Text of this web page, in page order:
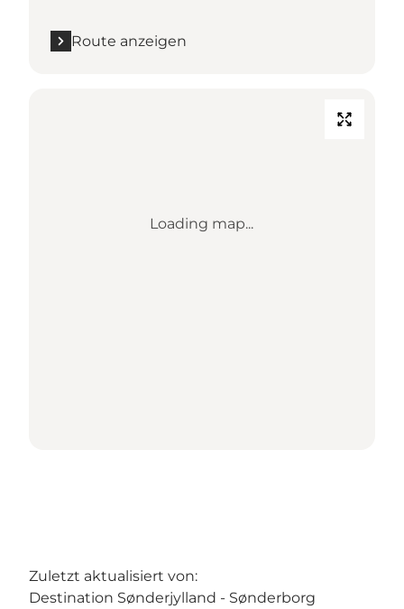
Route anzeigen
Loading map...
Zuletzt aktualisiert von:
Destination Sønderjylland - Sønderborg